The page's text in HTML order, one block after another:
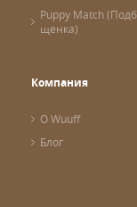
Puppy Match
щенка)
Компания
О Wuuff
Блог